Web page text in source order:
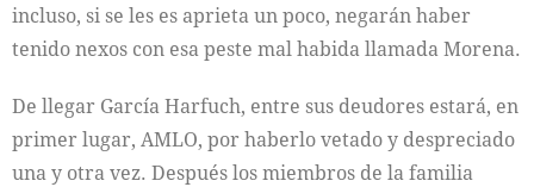
incluso, si se les es aprieta un poco, negarán haber
tenido nexos con esa peste mal habida llamada Morena.
De llegar García Harfuch, entre sus deudores estará, en
primer lugar, AMLO, por haberlo vetado y despreciado
una y otra vez. Después los miembros de la familia